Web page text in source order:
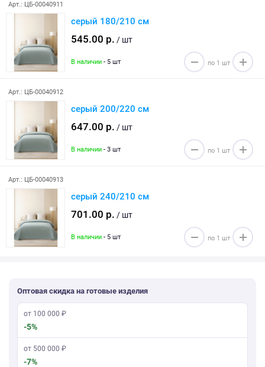
Арт.: ЦБ-00040911
серый 180/210 см
545.00 р. / шт
В наличии - 5 шт
Арт.: ЦБ-00040912
серый 200/220 см
647.00 р. / шт
В наличии - 3 шт
Арт.: ЦБ-00040913
серый 240/210 см
701.00 р. / шт
В наличии - 5 шт
Оптовая скидка на готовые изделия
от 100 000 ₽
-5%
от 500 000 ₽
-7%